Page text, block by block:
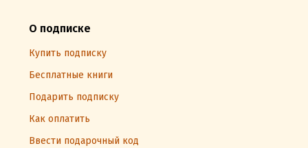
О подписке
Купить подписку
Бесплатные книги
Подарить подписку
Как оплатить
Ввести подарочный код